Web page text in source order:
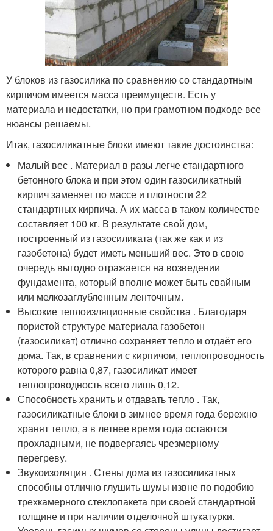
У блоков из газосилика по сравнению со стандартным
кирпичом имеется масса преимуществ. Есть у
материала и недостатки, но при грамотном подходе все
нюансы решаемы.
Итак, газосиликатные блоки имеют такие достоинства:
Малый вес . Материал в разы легче стандартного
бетонного блока и при этом один газосиликатный
кирпич заменяет по массе и плотности 22
стандартных кирпича. А их масса в таком количестве
составляет 100 кг. В результате свой дом,
построенный из газосиликата (так же как и из
газобетона) будет иметь меньший вес. Это в свою
очередь выгодно отражается на возведении
фундамента, который вполне может быть свайным
или мелкозаглубленным ленточным.
Высокие теплоизляционные свойства . Благодаря
пористой структуре материала газобетон
(газосиликат) отлично сохраняет тепло и отдаёт его
дома. Так, в сравнении с кирпичом, теплопроводность
которого равна 0,87, газосиликат имеет
теплопроводность всего лишь 0,12.
Способность хранить и отдавать тепло . Так,
газосиликатные блоки в зимнее время года бережно
хранят тепло, а в летнее время года остаются
прохладными, не подвергаясь чрезмерному
перегреву.
Звукоизоляция . Стены дома из газосиликатных
способны отлично глушить шумы извне по подобию
трехкамерного стеклопакета при своей стандартной
толщине и при наличии отделочной штукатурки.